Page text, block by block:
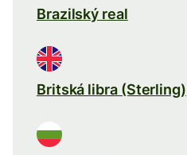
Brazilský real
Britská libra (Sterling)